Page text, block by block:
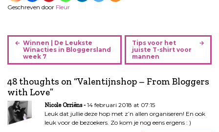
Geschreven door Fleur
B
r
c
h
t
n
a
Winnen | De Leukste
Winacties in Bloggersland
week 7
Tips voor het
juiste T-shirt voor
mannen
48 thoughts on “Valentijnshop – From Bloggers
with Love”
Nicole Orriëns
14 februari 2018 at 07:15
Leuk dat jullie deze hop met z’n allen organiseren! En ook
leuk voor de bezoekers. Zo kom je nog eens ergens : )